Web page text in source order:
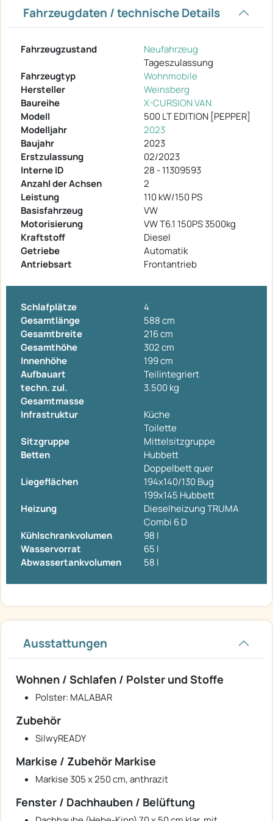
Fahrzeugdaten / technische Details
Fahrzeugzustand
Neufahrzeug
Tageszulassung
Fahrzeugtyp
Wohnmobile
Hersteller
Weinsberg
Baureihe
X-CURSION VAN
Modell
500 LT EDITION [PEPPER]
Modelljahr
2023
Baujahr
2023
Erstzulassung
02/2023
Interne ID
28 - 11309593
Anzahl der Achsen
2
Leistung
110 kW/150 PS
Basisfahrzeug
VW
Motorisierung
VW T6.1 150PS 3500kg
Kraftstoff
Diesel
Getriebe
Automatik
Antriebsart
Frontantrieb
Schlafplätze
4
Gesamtlänge
588 cm
Gesamtbreite
216 cm
Gesamthöhe
302 cm
Innenhöhe
199 cm
Aufbauart
Teilintegriert
techn. zul.
Gesamtmasse
3.500 kg
Infrastruktur
Küche
Toilette
Sitzgruppe
Mittelsitzgruppe
Betten
Hubbett
Doppelbett quer
Liegeflächen
194x140/130 Bug
199x145 Hubbett
Heizung
Dieselheizung TRUMA
Combi 6 D
Kühlschrankvolumen
98 l
Wasservorrat
65 l
Abwassertankvolumen
58 l
Ausstattungen
Wohnen / Schlafen / Polster und Stoffe
Polster: MALABAR
Zubehör
SilwyREADY
Markise / Zubehör Markise
Markise 305 x 250 cm, anthrazit
Fenster / Dachhauben / Belüftung